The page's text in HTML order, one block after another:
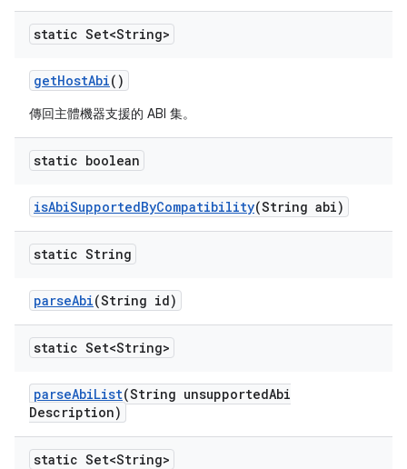
static Set<String>
getHostAbi()
傳回主體機器支援的 ABI 集。
static boolean
isAbiSupportedByCompatibility(String abi)
static String
parseAbi(String id)
static Set<String>
parseAbiList(String unsupportedAbi
Description)
static Set<String>